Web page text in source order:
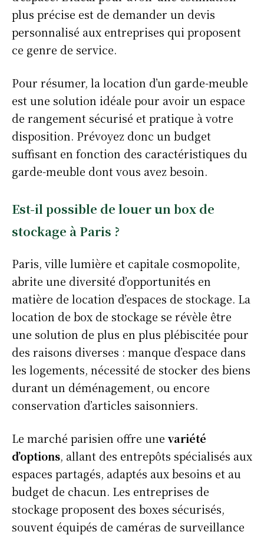
plus précise est de demander un devis
personnalisé aux entreprises qui proposent
ce genre de service.
Pour résumer, la location d’un garde-meuble
est une solution idéale pour avoir un espace
de rangement sécurisé et pratique à votre
disposition. Prévoyez donc un budget
suffisant en fonction des caractéristiques du
garde-meuble dont vous avez besoin.
Est-il possible de louer un box de
stockage à Paris ?
Paris, ville lumière et capitale cosmopolite,
abrite une diversité d’opportunités en
matière de location d’espaces de stockage. La
location de box de stockage se révèle être
une solution de plus en plus plébiscitée pour
des raisons diverses : manque d’espace dans
les logements, nécessité de stocker des biens
durant un déménagement, ou encore
conservation d’articles saisonniers.
Le marché parisien offre une variété
d’options, allant des entrepôts spécialisés aux
espaces partagés, adaptés aux besoins et au
budget de chacun. Les entreprises de
stockage proposent des boxes sécurisés,
souvent équipés de caméras de surveillance